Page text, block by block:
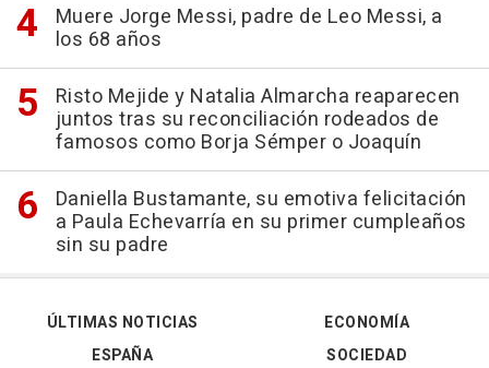
Muere Jorge Messi, padre de Leo Messi, a
los 68 años
Risto Mejide y Natalia Almarcha reaparecen
juntos tras su reconciliación rodeados de
famosos como Borja Sémper o Joaquín
Daniella Bustamante, su emotiva felicitación
a Paula Echevarría en su primer cumpleaños
sin su padre
ÚLTIMAS NOTICIAS
ESPAÑA
ECONOMÍA
SOCIEDAD